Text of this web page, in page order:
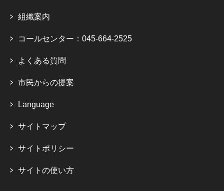
組織案内
コールセンター：045-664-2525
よくある質問
市民からの提案
Language
サイトマップ
サイトポリシー
サイトの使い方